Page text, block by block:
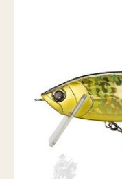
Ver toda la tienda →